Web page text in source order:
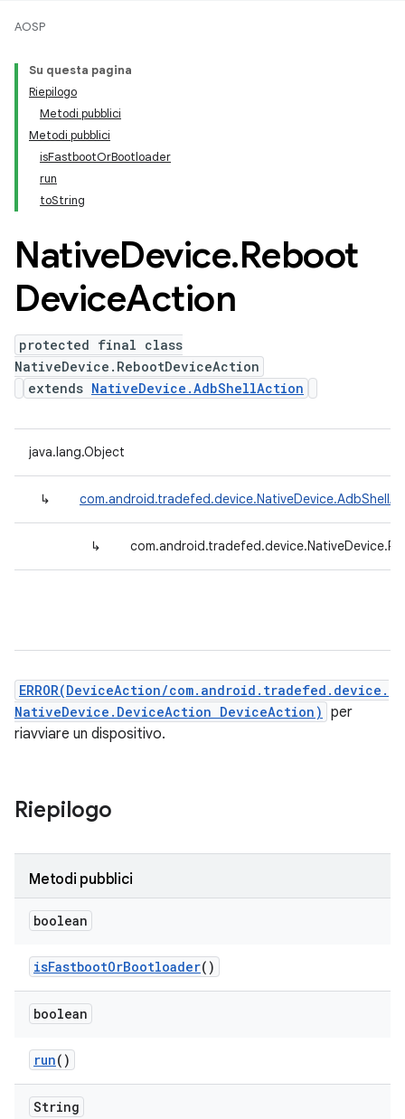
AOSP
Su questa pagina
Riepilogo
Metodi pubblici
Metodi pubblici
isFastbootOrBootloader
run
toString
NativeDevice.Reboot
DeviceAction
protected final class
NativeDevice.RebootDeviceAction
extends NativeDevice.AdbShellAction
java.lang.Object
↳
↳
ERROR(DeviceAction/com.android.tradefed.device.
NativeDevice.DeviceAction DeviceAction) per
riavviare un dispositivo.
Riepilogo
Metodi pubblici
boolean
isFastbootOrBootloader()
boolean
run()
String